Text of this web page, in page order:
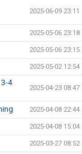
2025-06-09 23:11
2025-05-06 23:18
2025-05-06 23:15
2025-05-02 12:54
4
2025-04-23 08:47
2025-04-08 22:44
2025-04-08 15:04
2025-03-27 08:52